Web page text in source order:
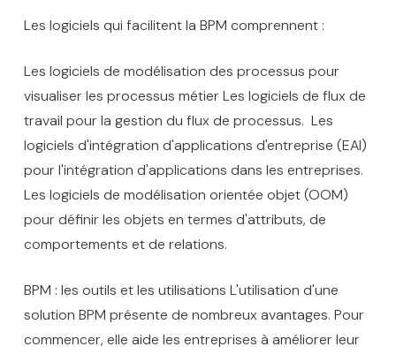
Les logiciels qui facilitent la BPM comprennent :
Les logiciels de modélisation des processus pour
visualiser les processus métier Les logiciels de flux de
travail pour la gestion du flux de processus. Les
logiciels d'intégration d'applications d'entreprise (EAI)
pour l'intégration d'applications dans les entreprises.
Les logiciels de modélisation orientée objet (OOM)
pour définir les objets en termes d'attributs, de
comportements et de relations.
BPM : les outils et les utilisations L'utilisation d'une
solution BPM présente de nombreux avantages. Pour
commencer, elle aide les entreprises à améliorer leur